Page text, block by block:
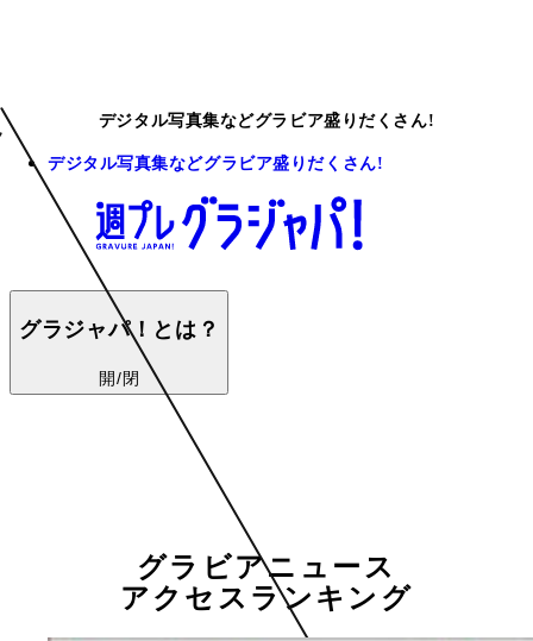
デジタル写真集などグラビア盛りだくさん!
デジタル写真集などグラビア盛りだくさん!
グラジャパ！とは？
開/閉
グラビアニュース
アクセスランキング